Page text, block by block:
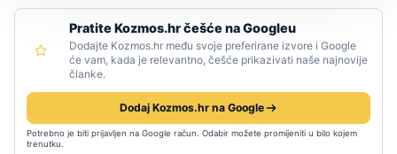
Pratite Kozmos.hr češće na Googleu
Dodajte Kozmos.hr među svoje preferirane izvore i Google
će vam, kada je relevantno, češće prikazivati naše najnovije
članke.
Dodaj Kozmos.hr na Google
Potrebno je biti prijavljen na Google račun. Odabir možete promijeniti u bilo kojem
trenutku.